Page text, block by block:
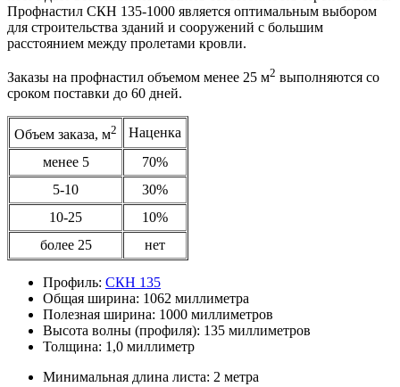
Профнастил СКН 135-1000 является оптимальным выбором
для строительства зданий и сооружений с большим
расстоянием между пролетами кровли.
Заказы на профнастил объемом менее 25 м2 выполняются со
сроком поставки до 60 дней.
Объем заказа, м2
Наценка
менее 5
70%
5-10
30%
10-25
10%
более 25
нет
Профиль: СКН 135
Общая ширина: 1062 миллиметра
Полезная ширина: 1000 миллиметров
Высота волны (профиля): 135 миллиметров
Толщина: 1,0 миллиметр
Минимальная длина листа: 2 метра